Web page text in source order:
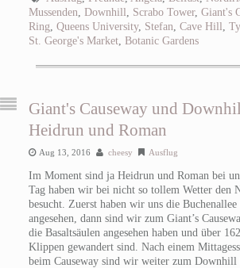
Mussenden Downhill Scrabo Tower, Giant's
Ring Queens University, Stefan Cave Hill
St. George's Market, Botanic Gardens
Giant's Causeway und
Heidrun und Roman
Aug 13, 2016 cheesy Ausflug
Im Moment sind ja Heidrun und Roman bei
Tag haben wir bei nicht so tollem Wetter den
besucht. Zuerst haben wir uns die Buchenallee
angesehen, dann sind wir zum Giant’s
die Basaltsäulen angesehen haben und über
Klippen gewandert sind. Nach einem
beim Causeway sind wir weiter zum Downhill